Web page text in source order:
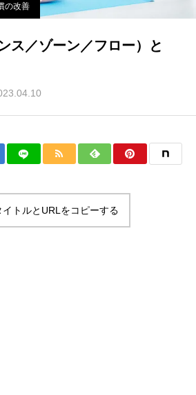
の改善
ス／ゾーン／フロー）と
イトルとURLをコピーする